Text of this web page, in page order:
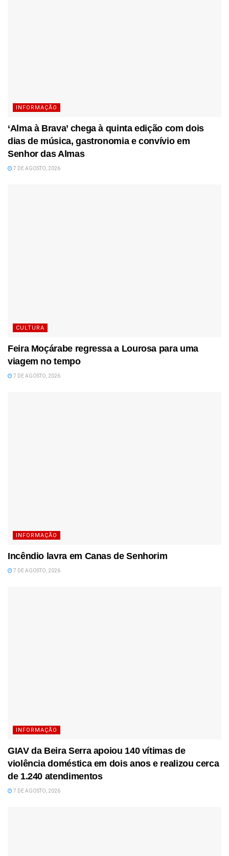
INFORMAÇÃO
‘Alma à Brava’ chega à quinta edição com dois
dias de música, gastronomia e convívio em
Senhor das Almas
7 DE AGOSTO, 2026
CULTURA
Feira Moçárabe regressa a Lourosa para uma
viagem no tempo
7 DE AGOSTO, 2026
INFORMAÇÃO
Incêndio lavra em Canas de Senhorim
7 DE AGOSTO, 2026
INFORMAÇÃO
GIAV da Beira Serra apoiou 140 vítimas de
violência doméstica em dois anos e realizou cerca
de 1.240 atendimentos
7 DE AGOSTO, 2026